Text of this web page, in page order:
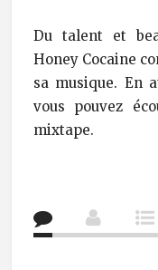
Du talent et
Honey Cocaine
sa musique. En
vous pouvez
mixtape.